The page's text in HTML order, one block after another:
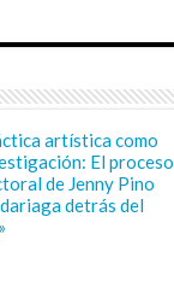
artística como
El proceso
de Jenny Pino
detrás del